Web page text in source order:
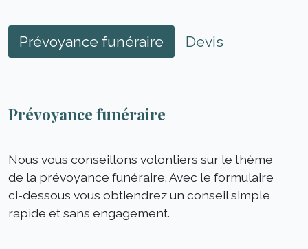
Prévoyance funéraire Devis
Prévoyance funéraire
Nous vous conseillons volontiers sur le thème
de la prévoyance funéraire. Avec le formulaire
ci-dessous vous obtiendrez un conseil simple,
rapide et sans engagement.